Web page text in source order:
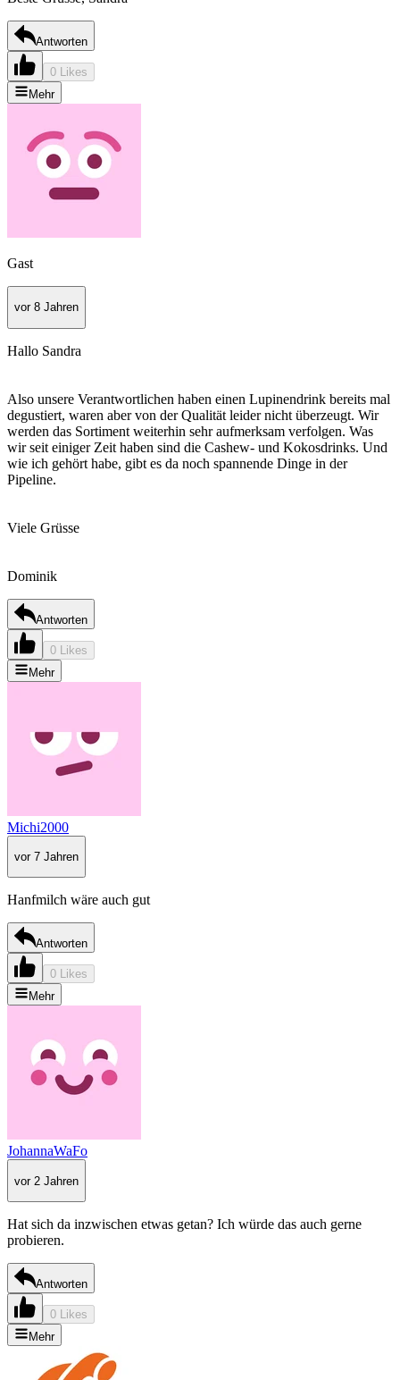
Antworten
0 Likes
Mehr
Gast
vor 8 Jahren
Hallo Sandra
Also unsere Verantwortlichen haben einen Lupinendrink bereits mal
degustiert, waren aber von der Qualität leider nicht überzeugt. Wir
werden das Sortiment weiterhin sehr aufmerksam verfolgen. Was
wir seit einiger Zeit haben sind die Cashew- und Kokosdrinks. Und
wie ich gehört habe, gibt es da noch spannende Dinge in der
Pipeline.
Viele Grüsse
Dominik
Antworten
0 Likes
Mehr
Michi2000
vor 7 Jahren
Hanfmilch wäre auch gut
Antworten
0 Likes
Mehr
JohannaWaFo
vor 2 Jahren
Hat sich da inzwischen etwas getan? Ich würde das auch gerne
probieren.
Antworten
0 Likes
Mehr